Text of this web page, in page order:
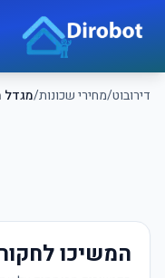
דירובוט/מחירי שכונות/
המשיכו